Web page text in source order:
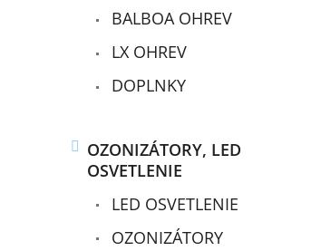
BALBOA OHREV
LX OHREV
DOPLNKY
OZONIZÁTORY, LED
OSVETLENIE
LED OSVETLENIE
OZONIZÁTORY